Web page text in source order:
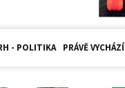
- POLITIKA PRÁVĚ VYCHÁZÍ